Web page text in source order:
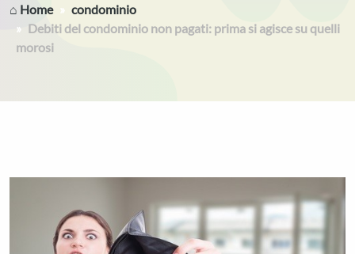
⌂ Home
condominio
Debiti del condominio non pagati: prima si agisce su quelli
morosi